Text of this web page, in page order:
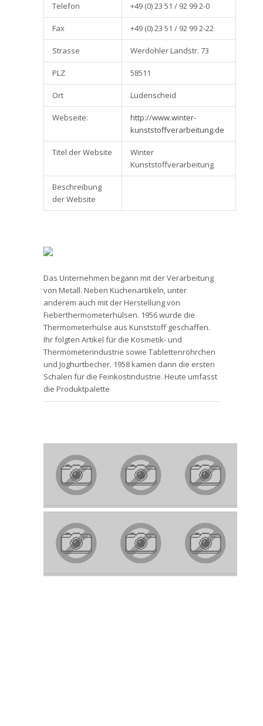
Telefon +49 (0) 23 51 / 92 99 2-0
Fax +49 (0) 23 51 / 92 99 2-22
Strasse Werdohler Landstr. 73
PLZ 58511
Ort Lüdenscheid
Webseite:
http://www.winter-
kunststoffverarbeitung.de
Titel der Website
Winter
Kunststoffverarbeitung
Beschreibung
der Website
Das Unternehmen begann mit der Verarbeitung
von Metall. Neben Küchenartikeln, unter
anderem auch mit der Herstellung von
Fieberthermometerhülsen. 1956 wurde die
Thermometerhülse aus Kunststoff geschaffen.
Ihr folgten Artikel für die Kosmetik- und
Thermometerindustrie sowie Tablettenröhrchen
und Joghurtbecher. 1958 kamen dann die ersten
Schalen für die Feinkostindustrie. Heute umfasst
die Produktpalette